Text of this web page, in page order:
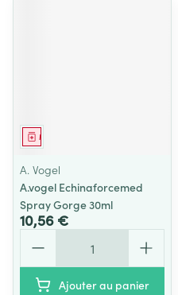
Médicament
A. Vogel
A.vogel Echinaforcemed
Spray Gorge 30ml
10,56 €
Ajouter au panier